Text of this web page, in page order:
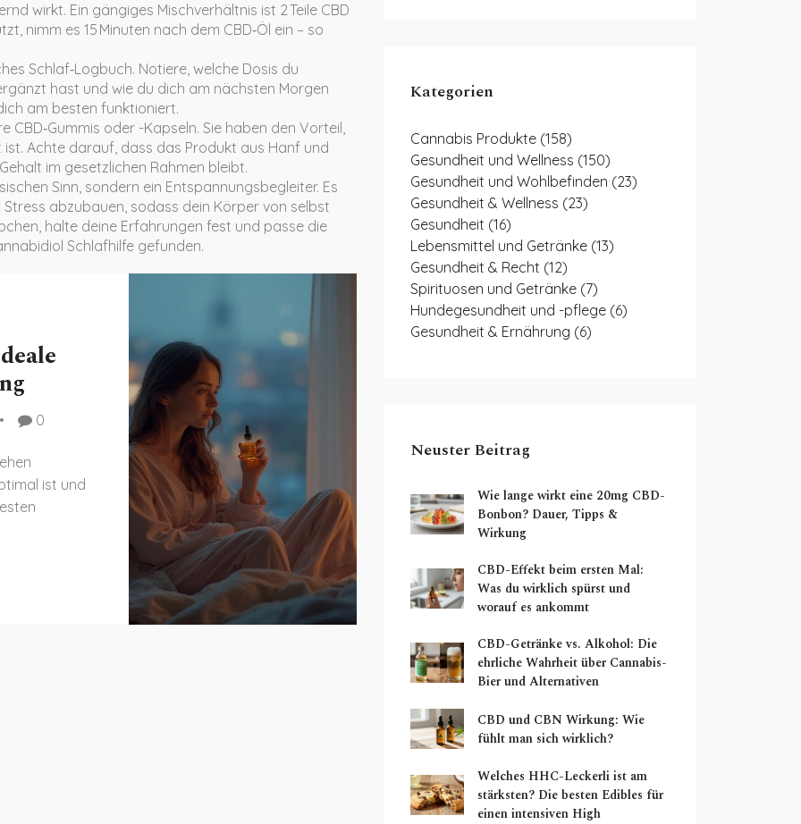
wirkt. Ein gängiges Mischverhältnis ist 2 Teile CBD
nimm es 15 Minuten nach dem CBD‑Öl ein – so
Schlaf‑Logbuch. Notiere, welche Dosis du
hast und wie du dich am nächsten Morgen
am besten funktioniert.
oder -Kapseln. Sie haben den Vorteil,
Achte darauf, dass das Produkt aus Hanf und
im gesetzlichen Rahmen bleibt.
Sinn, sondern ein Entspannungs­begleiter. Es
abzubauen, sodass dein Körper von selbst
halte deine Erfahrungen fest und passe die
Schlafhilfe gefunden.
0
ist und
Kategorien
Cannabis Produkte (158)
Gesundheit und Wellness (150)
Gesundheit und Wohlbefinden (23)
Gesundheit & Wellness (23)
Gesundheit (16)
Lebensmittel und Getränke (13)
Gesundheit & Recht (12)
Spirituosen und Getränke (7)
Hundegesundheit und -pflege (6)
Gesundheit & Ernährung (6)
Neuster Beitrag
Wie lange wirkt eine 20mg CBD-
Bonbon? Dauer, Tipps &
Wirkung
CBD-Effekt beim ersten Mal:
Was du wirklich spürst und
worauf es ankommt
CBD-Getränke vs. Alkohol: Die
ehrliche Wahrheit über Cannabis-
Bier und Alternativen
CBD und CBN Wirkung: Wie
fühlt man sich wirklich?
Welches HHC-Leckerli ist am
stärksten? Die besten Edibles für
einen intensiven High